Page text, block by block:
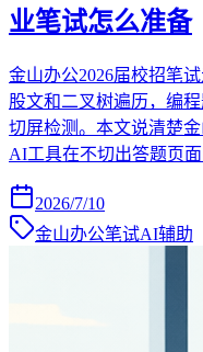
业笔试怎么准备
金山办公2026届校招笔
股文和二叉树遍历，编
切屏检测。本文说清楚
AI工具在不切出答题页
2026/7/10
金山办公笔试AI辅助